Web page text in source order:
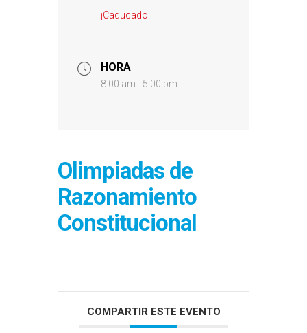
¡Caducado!
HORA
8:00 am - 5:00 pm
Olimpiadas de
Razonamiento
Constitucional
COMPARTIR ESTE EVENTO